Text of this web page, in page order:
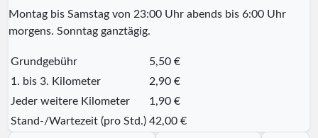
Montag bis Samstag von 23:00 Uhr abends bis 6:00 Uhr
morgens. Sonntag ganztägig.
Grundgebühr
5,50 €
1. bis 3. Kilometer
2,90 €
Jeder weitere Kilometer
1,90 €
Stand-/Wartezeit (pro Std.) 42,00 €